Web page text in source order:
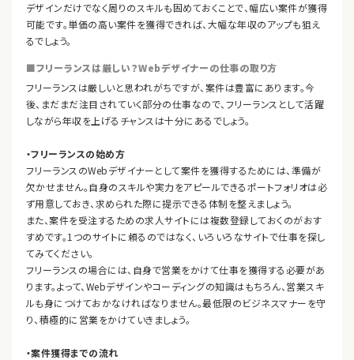
デザインだけでなく周りのスキルも固めておくことで、幅広い案件が獲得
可能です。単価の高い案件を獲得できれば、大幅な年収のアップも狙え
るでしょう。
■フリーランスは厳しい？Webデザイナーの仕事の取り方
フリーランスは厳しいと思われがちですが、案件は豊富にあります。今
後、まだまだ注目されていく部分の仕事なので、フリーランスとして活躍
しながら年収を上げるチャンスは十分にあるでしょう。
・フリーランスの始め方
フリーランスのWebデザイナーとして案件を獲得するためには、準備が
欠かせません。自身のスキルや実力をアピールできるポートフォリオは必
ず用意しておき、求められた際に提示できる体制を整えましょう。
また、案件を受注するための求人サイトには複数登録しておくのがおす
すめです。1つのサイトに頼るのではなく、いろいろなサイトで仕事を探し
てみてください。
フリーランスの場合には、自身で営業をかけて仕事を獲得する必要があ
ります。よって、Webデザインやコーディングの知識はもちろん、営業スキ
ルも身につけておかなければなりません。最低限のビジネスマナーを守
り、積極的に営業をかけていきましょう。
・案件獲得までの流れ